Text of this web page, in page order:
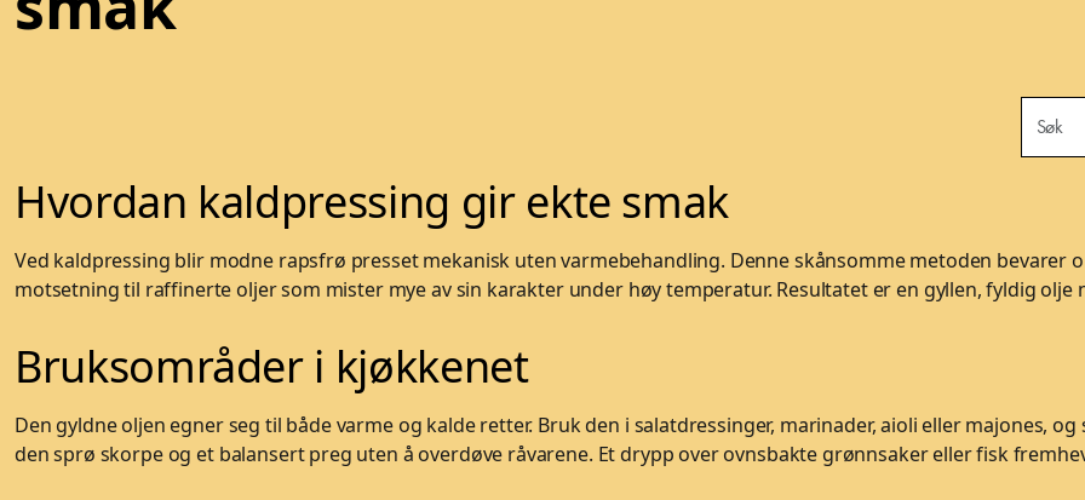
Hvordan kaldpressing gir ekte smak
Ved kaldpressing blir modne rapsfrø presset mekanisk uten varmebehandling. Denne skånsomme metoden
motsetning til raffinerte oljer som mister mye av sin karakter under høy temperatur. Resultatet er en gyllen, fyldig
Bruksområder i kjøkkenet
Den gyldne oljen egner seg til både varme og kalde retter. Bruk den i salatdressinger, marinader, aioli eller majones,
den sprø skorpe og et balansert preg uten å overdøve råvarene. Et drypp over ovnsbakte grønnsaker eller fisk